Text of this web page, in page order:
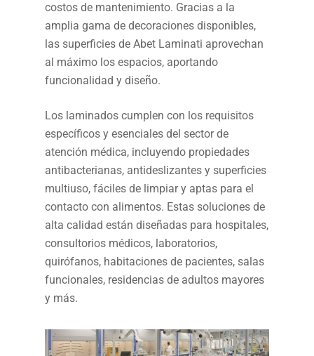
costos de mantenimiento. Gracias a la
amplia gama de decoraciones disponibles,
las superficies de Abet Laminati aprovechan
al máximo los espacios, aportando
funcionalidad y diseño.
Los laminados cumplen con los requisitos
específicos y esenciales del sector de
atención médica, incluyendo propiedades
antibacterianas, antideslizantes y superficies
multiuso, fáciles de limpiar y aptas para el
contacto con alimentos. Estas soluciones de
alta calidad están diseñadas para hospitales,
consultorios médicos, laboratorios,
quirófanos, habitaciones de pacientes, salas
funcionales, residencias de adultos mayores
y más.